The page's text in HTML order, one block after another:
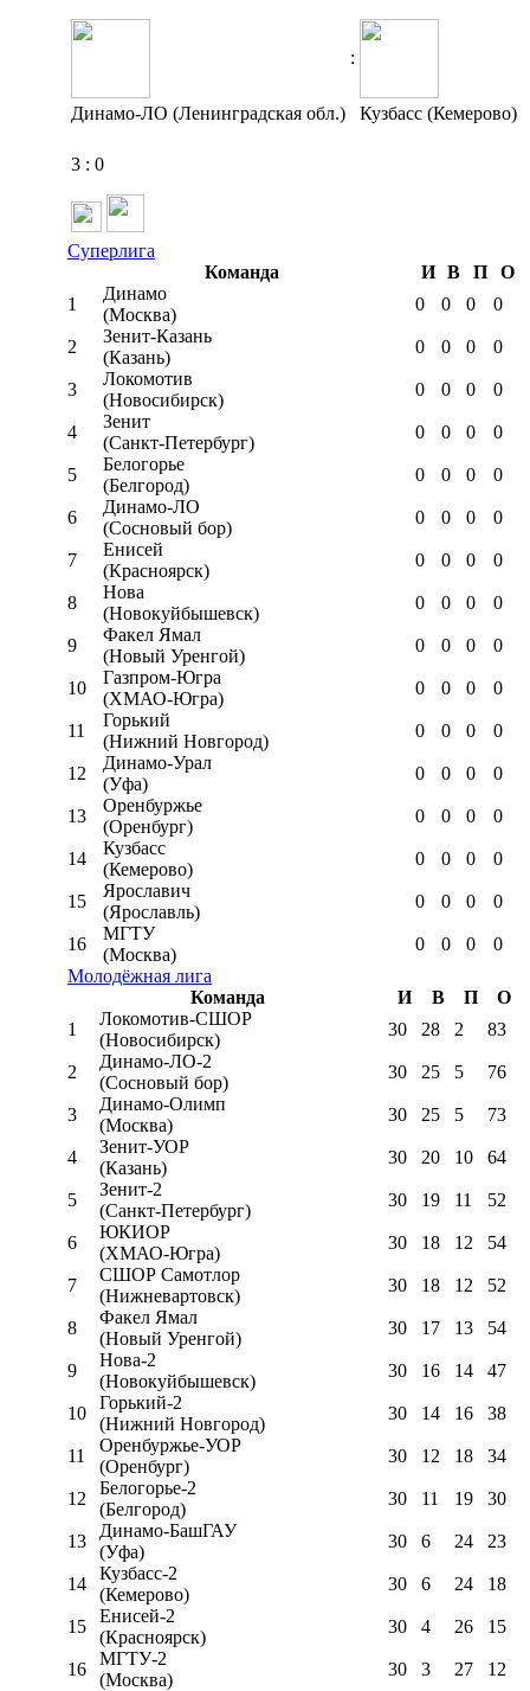
:
Динамо-ЛО (Ленинградская обл.) Кузбасс (Кемерово)
3 : 0
Суперлига
Команда
И В П
О
1
Динамо
(Москва)
0 0 0 0
2
Зенит-Казань
(Казань)
0 0 0 0
3
Локомотив
(Новосибирск)
0 0 0 0
4
Зенит
(Санкт-Петербург)
0 0 0 0
5
Белогорье
(Белгород)
0 0 0 0
6
Динамо-ЛО
(Сосновый бор)
0 0 0 0
7
Енисей
(Красноярск)
0 0 0 0
8
Нова
(Новокуйбышевск)
0 0 0 0
9
Факел Ямал
(Новый Уренгой)
0 0 0 0
10
Газпром-Югра
(ХМАО-Югра)
0 0 0 0
11
Горький
(Нижний Новгород)
0 0 0 0
12
Динамо-Урал
(Уфа)
0 0 0 0
13
Оренбуржье
(Оренбург)
0 0 0 0
14
Кузбасс
(Кемерово)
0 0 0 0
15
Ярославич
(Ярославль)
0 0 0 0
16
МГТУ
(Москва)
0 0 0
0
Молодёжная лига
Команда
И В П
О
1
Локомотив-CШОР
(Новосибирск)
30 28 2 83
2
Динамо-ЛО-2
(Сосновый бор)
30 25 5 76
3
Динамо-Олимп
(Москва)
30 25 5 73
4
Зенит-УОР
(Казань)
30 20 10 64
5
Зенит-2
(Санкт-Петербург)
30 19 11 52
6
ЮКИОР
(ХМАО-Югра)
30 18 12 54
7
СШОР Самотлор
(Нижневартовск)
30 18 12 52
8
Факел Ямал
(Новый Уренгой)
30 17 13 54
9
Нова-2
(Новокуйбышевск)
30 16 14 47
10
Горький-2
(Нижний Новгород)
30 14 16 38
11
Оренбуржье-УОР
(Оренбург)
30 12 18 34
12
Белогорье-2
(Белгород)
30 11 19 30
13
Динамо-БашГАУ
(Уфа)
30 6 24 23
14
Кузбасс-2
(Кемерово)
30 6 24 18
15
Енисей-2
(Красноярск)
30 4 26 15
16
МГТУ-2
(Москва)
30 3 27 12